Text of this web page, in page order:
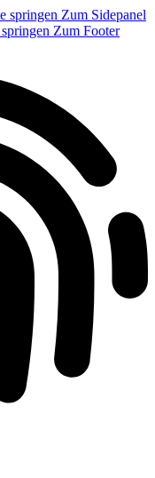
springen Zum Sidepanel
Zum Footer